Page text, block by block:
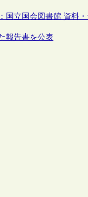
立国会図書館 資料
報告書を公表